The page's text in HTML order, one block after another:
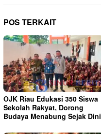
POS TERKAIT
OJK Riau Edukasi 350 Siswa
Sekolah Rakyat, Dorong
Budaya Menabung Sejak Dini